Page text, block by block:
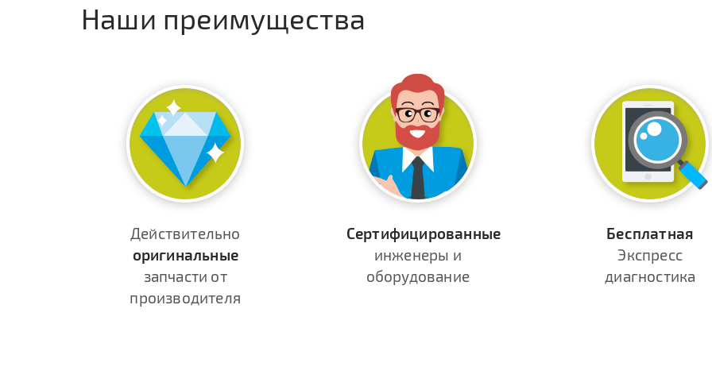
Наши преимущества
Действительно
оригинальные
запчасти от
производителя
Сертифицированные
инженеры и
оборудование
Бесплатная
Экспресс
диагностика